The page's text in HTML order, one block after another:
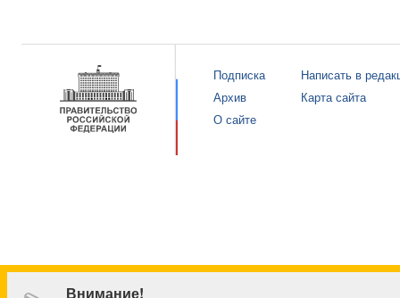
Внимание!
Подписка
Архив
О сайте
Написать в
Карта сайта